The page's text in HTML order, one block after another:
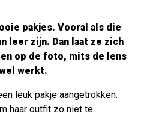
pakjes. Vooral als die
leer zijn. Dan laat ze zich
op de foto, mits de lens
werkt.
leuk pakje aangetrokken.
haar outfit zo niet te